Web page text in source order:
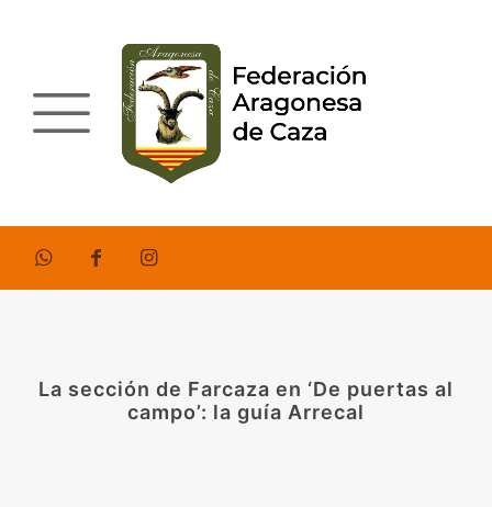
La sección de Farcaza en ‘De puertas al
campo’: la guía Arrecal